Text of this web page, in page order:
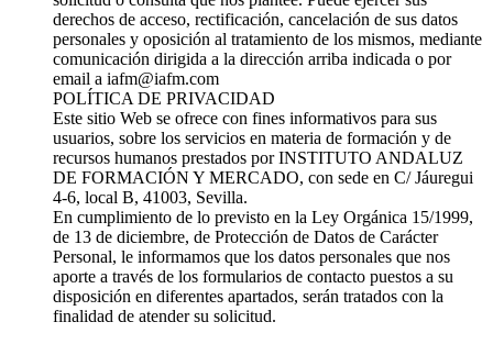
derechos de acceso, rectificación, cancelación de sus datos
personales y oposición al tratamiento de los mismos, mediante
comunicación dirigida a la dirección arriba indicada o por
email a iafm@iafm.com
POLÍTICA DE PRIVACIDAD
Este sitio Web se ofrece con fines informativos para sus
usuarios, sobre los servicios en materia de formación y de
recursos humanos prestados por INSTITUTO ANDALUZ
DE FORMACIÓN Y MERCADO, con sede en C/ Jáuregui
4-6, local B, 41003, Sevilla.
En cumplimiento de lo previsto en la Ley Orgánica 15/1999,
de 13 de diciembre, de Protección de Datos de Carácter
Personal, le informamos que los datos personales que nos
aporte a través de los formularios de contacto puestos a su
disposición en diferentes apartados, serán tratados con la
finalidad de atender su solicitud.